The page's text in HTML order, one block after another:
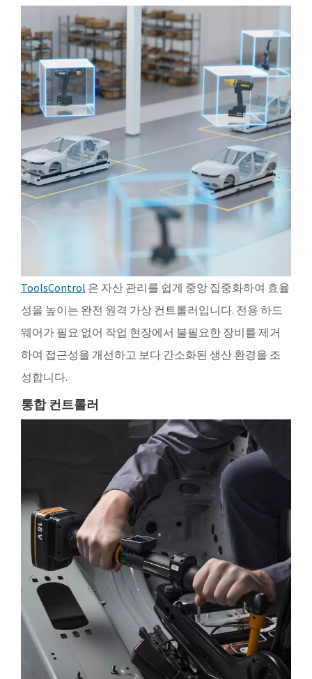
ToolsControl 은 자산 관리를 쉽게 중앙 집중화하여 효율
성을 높이는 완전 원격 가상 컨트롤러입니다. 전용 하드
웨어가 필요 없어 작업 현장에서 불필요한 장비를 제거
하여 접근성을 개선하고 보다 간소화된 생산 환경을 조
성합니다.
통합 컨트롤러